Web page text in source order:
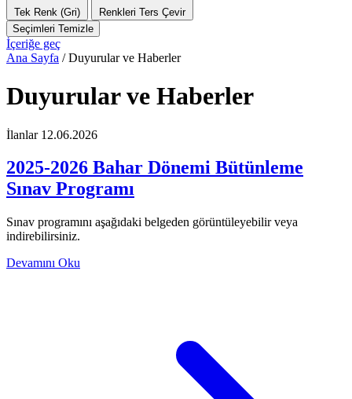
Tek Renk (Gri)
Renkleri Ters Çevir
Seçimleri Temizle
İçeriğe geç
Ana Sayfa / Duyurular ve Haberler
Duyurular ve Haberler
İlanlar 12.06.2026
2025-2026 Bahar Dönemi Bütünleme
Sınav Programı
Sınav programını aşağıdaki belgeden görüntüleyebilir veya
indirebilirsiniz.
Devamını Oku